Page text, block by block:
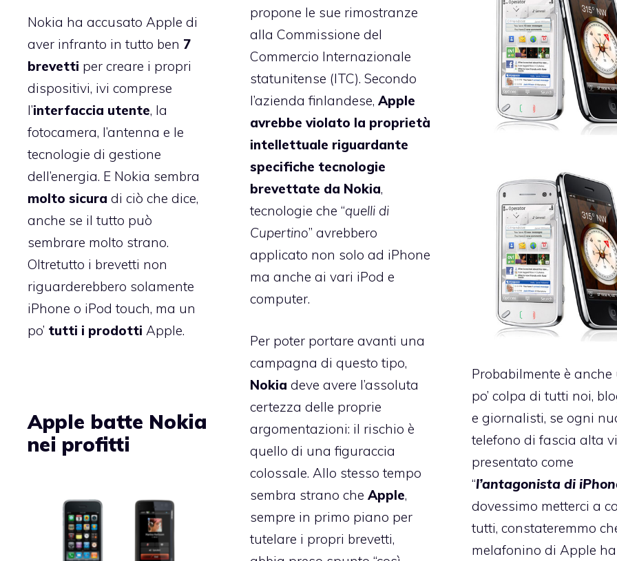
Nokia ha accusato Apple di
aver infranto in tutto ben 7
brevetti per creare i propri
dispositivi, ivi comprese
l’interfaccia utente, la
fotocamera, l’antenna e le
tecnologie di gestione
dell’energia. E Nokia sembra
molto sicura di ciò che dice,
anche se il tutto può
sembrare molto strano.
Oltretutto i brevetti non
riguarderebbero solamente
iPhone o iPod touch, ma un
po’ tutti i prodotti Apple.
propone le sue rimostranze
alla Commissione del
Commercio Internazionale
statunitense (ITC). Secondo
l’azienda finlandese, Apple
avrebbe violato la proprietà
intellettuale riguardante
specifiche tecnologie
brevettate da Nokia,
tecnologie che “quelli di
Cupertino” avrebbero
applicato non solo ad iPhone
ma anche ai vari iPod e
computer.
Per poter portare avanti una
campagna di questo tipo,
Nokia deve avere l’assoluta
certezza delle proprie
argomentazioni: il rischio è
quello di una figuraccia
colossale. Allo stesso tempo
sembra strano che Apple,
sempre in primo piano per
tutelare i propri brevetti,
Probabilmente è anche
po’ colpa di tutti noi,
e giornalisti, se ogni
telefono di fascia alta
presentato come
“l’antagonista di
dovessimo metterci a
tutti, constateremmo
melafonino di Apple ha
Apple batte Nokia
nei profitti